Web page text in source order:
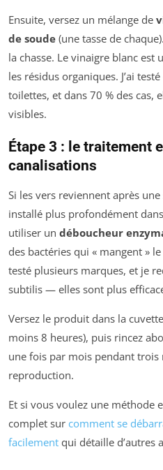
Ensuite, versez un mélange de
de soude (une tasse de
la chasse. Le vinaigre blanc
les résidus organiques. J’ai
toilettes, et dans 70 % des cas,
visibles.
Étape 3 : le traitement
canalisations
Si les vers reviennent après
installé plus profondément
utiliser un déboucheur
des bactéries qui « mangent »
testé plusieurs marques, et je
subtilis — elles sont plus
Versez le produit dans la
moins 8 heures), puis rincez
une fois par mois pendant trois
reproduction.
Et si vous voulez une méthode
complet sur comment se
facilement qui détaille d’autres